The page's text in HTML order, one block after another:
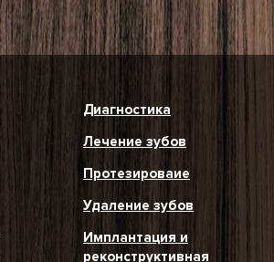
Диагностика
Лечение зубов
Протезироваие
Удаление зубов
Имплантация и
реконструктивная